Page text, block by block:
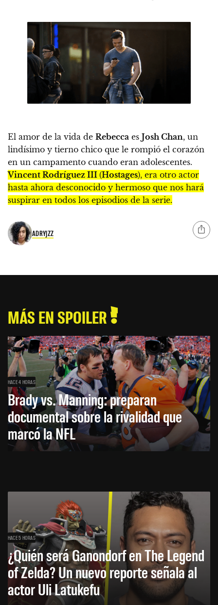
El amor de la vida de Rebecca es Josh Chan, un
lindísimo y tierno chico que le rompió el corazón
en un campamento cuando eran adolescentes.
Vincent Rodríguez III (Hostages), era otro actor
hasta ahora desconocido y hermoso que nos hará
suspirar en todos los episodios de la serie.
ADRYJZZ
MÁS EN SPOILER
HACE 4 HORAS
Brady vs. Manning: preparan
documental sobre la rivalidad que
marcó la NFL
HACE 5 HORAS
¿Quién será Ganondorf en The Legend
of Zelda? Un nuevo reporte señala al
actor Uli Latukefu